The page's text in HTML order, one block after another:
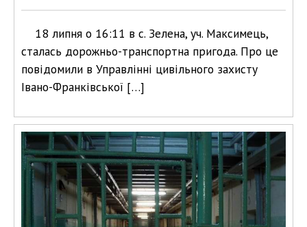
18 липня о 16:11 в с. Зелена, уч. Максимець,
сталась дорожньо-транспортна пригода. Про це
повідомили в Управлінні цивільного захисту
Івано-Франківської […]